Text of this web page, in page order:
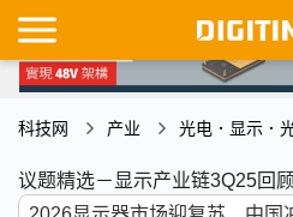
科技网 产业 光电．显示．
议题精选－显示产业链3Q25回